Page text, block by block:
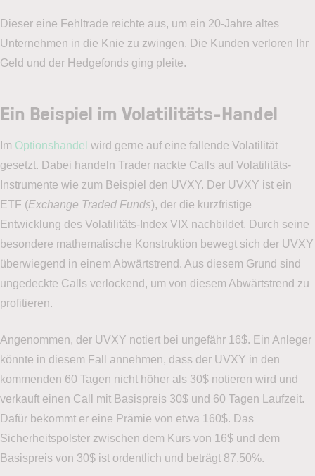
Dieser eine Fehltrade reichte aus, um ein 20-Jahre altes
Unternehmen in die Knie zu zwingen. Die Kunden verloren Ihr
Geld und der Hedgefonds ging pleite.
Ein Beispiel im Volatilitäts-Handel
Im Optionshandel wird gerne auf eine fallende Volatilität
gesetzt. Dabei handeln Trader nackte Calls auf Volatilitäts-
Instrumente wie zum Beispiel den UVXY. Der UVXY ist ein
ETF (Exchange Traded Funds), der die kurzfristige
Entwicklung des Volatilitäts-Index VIX nachbildet. Durch seine
besondere mathematische Konstruktion bewegt sich der UVXY
überwiegend in einem Abwärtstrend. Aus diesem Grund sind
ungedeckte Calls verlockend, um von diesem Abwärtstrend zu
profitieren.
Angenommen, der UVXY notiert bei ungefähr 16$. Ein Anleger
könnte in diesem Fall annehmen, dass der UVXY in den
kommenden 60 Tagen nicht höher als 30$ notieren wird und
verkauft einen Call mit Basispreis 30$ und 60 Tagen Laufzeit.
Dafür bekommt er eine Prämie von etwa 160$. Das
Sicherheitspolster zwischen dem Kurs von 16$ und dem
Basispreis von 30$ ist ordentlich und beträgt 87,50%.